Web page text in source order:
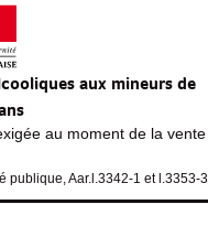
aux mineurs de
au moment de la vente
publique, Aar.l.3342-1 et l.3353-3